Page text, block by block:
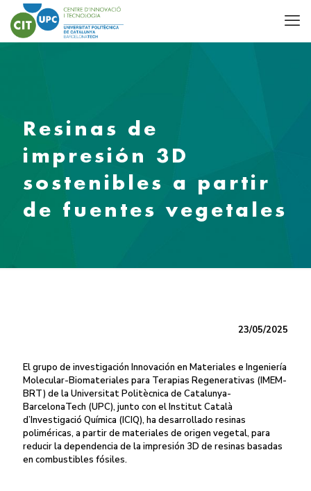
Resinas de
impresión 3D
sostenibles a partir
de fuentes vegetales
23/05/2025
El grupo de investigación Innovación en Materiales e Ingeniería
Molecular-Biomateriales para Terapias Regenerativas (IMEM-
BRT) de la Universitat Politècnica de Catalunya-
BarcelonaTech (UPC), junto con el Institut Català
d’Investigació Química (ICIQ), ha desarrollado resinas
poliméricas, a partir de materiales de origen vegetal, para
reducir la dependencia de la impresión 3D de resinas basadas
en combustibles fósiles.